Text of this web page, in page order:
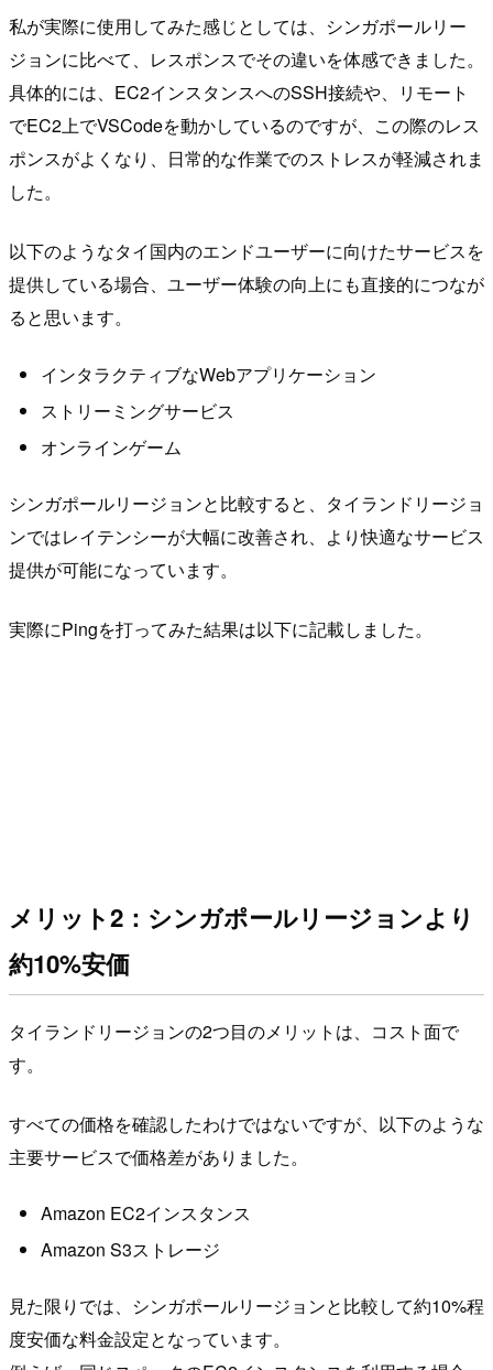
私が実際に使用してみた感じとしては、シンガポールリー
ジョンに比べて、レスポンスでその違いを体感できました。
具体的には、EC2インスタンスへのSSH接続や、リモート
でEC2上でVSCodeを動かしているのですが、この際のレス
ポンスがよくなり、日常的な作業でのストレスが軽減されま
した。
以下のようなタイ国内のエンドユーザーに向けたサービスを
提供している場合、ユーザー体験の向上にも直接的につなが
ると思います。
インタラクティブなWebアプリケーション
ストリーミングサービス
オンラインゲーム
シンガポールリージョンと比較すると、タイランドリージョ
ンではレイテンシーが大幅に改善され、より快適なサービス
提供が可能になっています。
実際にPingを打ってみた結果は以下に記載しました。
メリット2：シンガポールリージョンより
約10%安価
タイランドリージョンの2つ目のメリットは、コスト面で
す。
すべての価格を確認したわけではないですが、以下のような
主要サービスで価格差がありました。
Amazon EC2インスタンス
Amazon S3ストレージ
見た限りでは、シンガポールリージョンと比較して約10%程
度安価な料金設定となっています。